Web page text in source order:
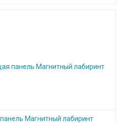
Магнитный лабиринт